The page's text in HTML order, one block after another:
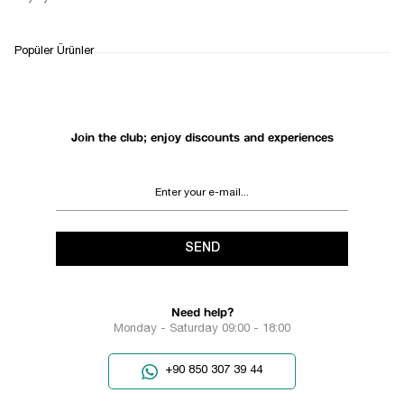
RETURN AND EXCHANGE
Join the club; enjoy discounts and experiences
SEND
Need help?
Monday - Saturday 09:00 - 18:00
+90 850 307 39 44
Popüler Ürünler